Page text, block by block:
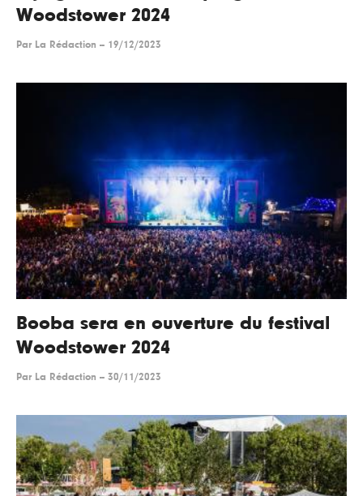
Woodstower 2024
Par La Rédaction -- 19/12/2023
Booba sera en ouverture du festival
Woodstower 2024
Par La Rédaction -- 30/11/2023